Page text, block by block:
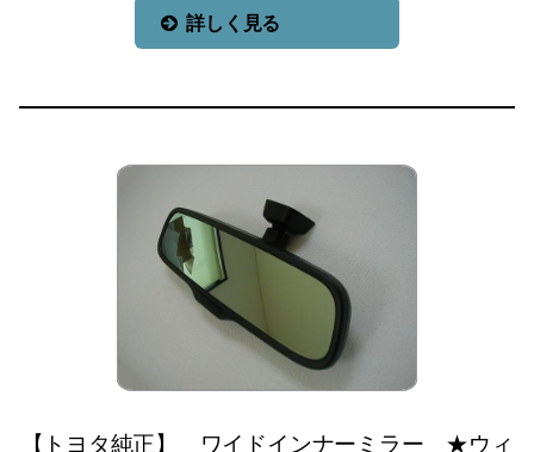
詳しく見る
【トヨタ純正】 ワイドインナーミラー ★ウィ